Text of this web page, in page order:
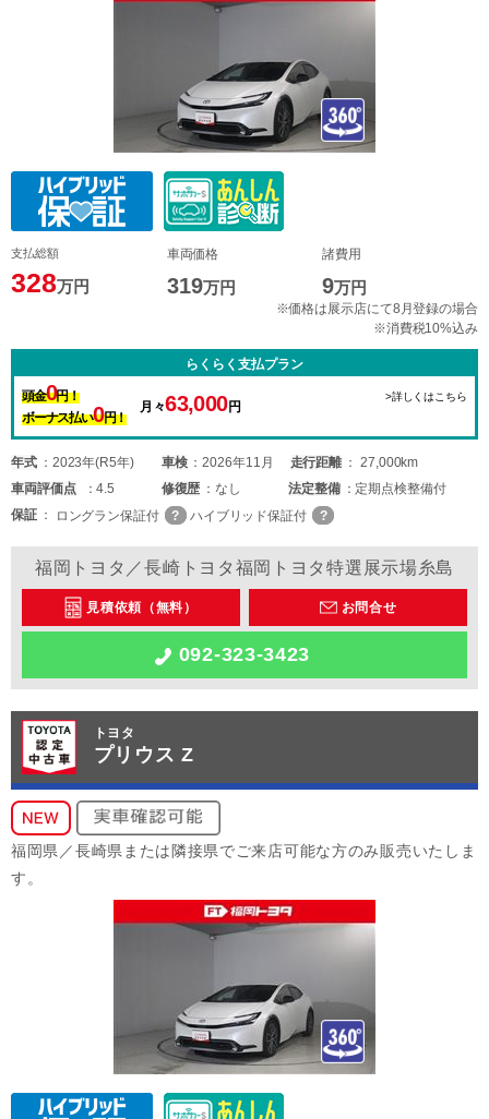
支払総額
328万円
車両価格
319万円
諸費用
9万円
※価格は展示店にて8月登録の場合
※消費税10%込み
らくらく支払プラン
頭金0円！
ボーナス払い0円！
月々63,000円
>詳しくはこちら
年式 2023年(R5年) 車検 2026年11月 走行距離
27,000km
車両評価点 4.5 修復歴 なし 法定整備
定期点検整備付
保証
ロングラン保証付 ハイブリッド保証付
福岡トヨタ／長崎トヨタ福岡トヨタ特選展示場糸島
見積依頼（無料） お問合せ
092-323-3423
トヨタ
プリウス Z
福岡県／長崎県または隣接県でご来店可能な方のみ販売いたしま
す。